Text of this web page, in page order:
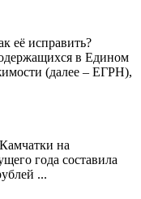
её исправить?
в Едином
(далее – ЕГРН),
на
года составила
...